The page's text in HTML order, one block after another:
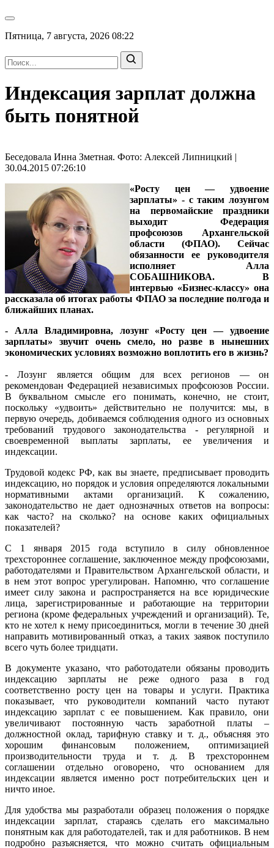
Пятница, 7 августа, 2026 08:22
Индексация зарплат должна
быть понятной
Беседовала Инна Зметная. Фото: Алексей Липницкий |
30.04.2015 07:26:10
«Росту цен — удвоение
зарплаты» - с таким лозунгом
на первомайские праздники
выходит Федерация
профсоюзов Архангельской
области (ФПАО). Сейчас
обязанности ее руководителя
исполняет Алла
СОБАШНИКОВА. В
интервью «Бизнес-классу» она
рассказала об итогах работы ФПАО за последние полгода и
ближайших планах.
- Алла Владимировна, лозунг «Росту цен — удвоение
зарплаты» звучит очень смело, но разве в нынешних
экономических условиях возможно воплотить его в жизнь?
- Лозунг является общим для всех регионов — он
рекомендован Федерацией независимых профсоюзов России.
В буквальном смысле его понимать, конечно, не стоит,
поскольку «удвоить» действительно не получится: мы, в
первую очередь, добиваемся соблюдения одного из основных
требований трудового законодательства - регулярной и
своевременной выплаты зарплаты, ее увеличения и
индексации.
Трудовой кодекс РФ, как вы знаете, предписывает проводить
индексацию, но порядок и условия определяются локальными
нормативными актами организаций. К сожалению,
законодательство не дает однозначных ответов на вопросы:
как часто? на сколько? на основе каких официальных
показателей?
С 1 января 2015 года вступило в силу обновленное
трехстороннее соглашение, заключенное между профсоюзами,
работодателями и Правительством Архангельской области, и
в нем этот вопрос урегулирован. Напомню, что соглашение
имеет силу закона и распространяется на все юридические
лица, зарегистрированные и работающие на территории
региона (кроме федеральных учреждений и организаций). Те,
кто не хотел к нему присоединиться, могли в течение 30 дней
направить мотивированный отказ, а таких заявок поступило
всего чуть более тридцати.
В документе указано, что работодатели обязаны проводить
индексацию зарплаты не реже одного раза в год
соответственно росту цен на товары и услуги. Практика
показывает, что руководители компаний часто путают
индексацию зарплат с ее повышением. Как правило, они
увеличивают постоянную часть заработной платы –
должностной оклад, тарифную ставку и т. д., объясняя это
хорошим финансовым положением, оптимизацией
производительности труда и т. д. В трехстороннем
соглашении отдельно оговорено, что основанием для
индексации является именно рост потребительских цен и
ничто иное.
Для удобства мы разработали образец положения о порядке
индексации зарплат, стараясь сделать его максимально
понятным как для работодателей, так и для работников. В нем
подробно разъясняется, что можно считать официальным